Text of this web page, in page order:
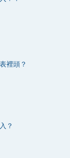
裡頭？
？